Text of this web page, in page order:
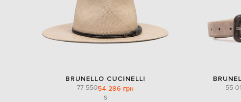
BRUNELLO CUCINELLI
77 55054 286 грн
S
55